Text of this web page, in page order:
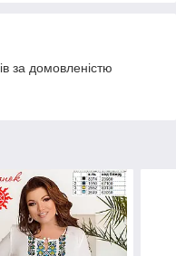
за домовленістю